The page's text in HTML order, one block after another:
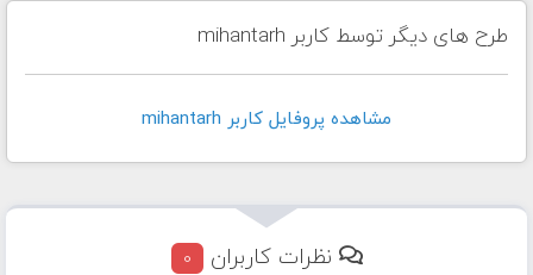
طرح های دیگر توسط کاربر mihantarh
مشاهده پروفايل کاربر mihantarh
نظرات کاربران 0